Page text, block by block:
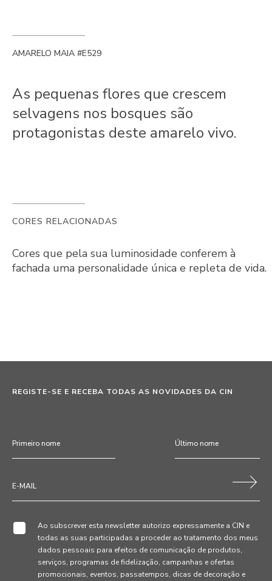
AMARELO MAIA #E529
As pequenas flores que crescem
selvagens nos bosques são
protagonistas deste amarelo vivo.
CORES RELACIONADAS
Cores que pela sua luminosidade conferem à
fachada uma personalidade única e repleta de vida.
REGISTE-SE E RECEBA TODAS AS NOVIDADES DA CIN
Ao subscrever esta newsletter autorizo expressamente a CIN e
todas as suas participadas a proceder ao tratamento dos meus
dados pessoais para efeitos de comunicação de produtos,
serviços, programas de fidelização, campanhas e ofertas
promocionais, eventos, passatempos, dicas de decoração e